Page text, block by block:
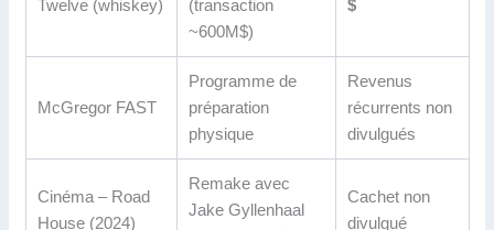
Twelve (whiskey)
(transaction
~600M$)
$
McGregor FAST
Programme de
préparation
physique
Revenus
récurrents non
divulgués
Cinéma – Road
House (2024)
Remake avec
Jake Gyllenhaal
Cachet non
divulgué